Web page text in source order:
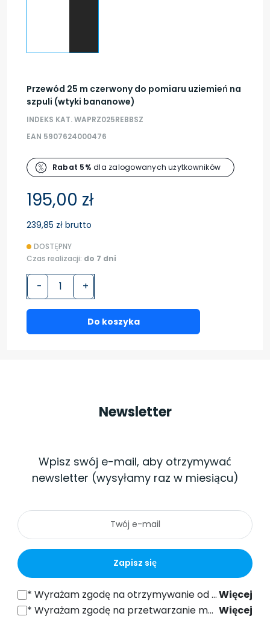
Przewód 25 m czerwony do pomiaru uziemień na
szpuli (wtyki bananowe)
INDEKS KAT. WAPRZ025REBBSZ
EAN 5907624000476
Rabat 5% dla zalogowanych użytkowników
195,00 zł
239,85 zł brutto
DOSTĘPNY
Czas realizacji: do 7 dni
- +
Do koszyka
Newsletter
Wpisz swój e-mail, aby otrzymywać
newsletter (wysyłamy raz w miesiącu)
Zapisz się
*Wyrażam zgodę na otrzymywanie od SONEL S.A. z siedzibą w ul. Wokulskiego 11, 58-100 Świdnica informacji handlowych drogą elektroniczną (na podany adres e-mail) w celach marketingowych, zgodnie z art. 398 ustawy z dnia 12 lipca 2024 r. Prawo Komunikacji Elektronicznej. Więcej
*Wyrażam zgodę na przetwarzanie moich danych osobowych (adres e-mail) przez SONEL S.A. z siedzibą w ul. Wokulskiego 11, 58-100 Świdnica, w celu wysyłki newslettera zawierającego informacje handlowe i marketingowe, zgodnie z art. 6 ust. 1 lit. a) Ogólnego Rozporządzenia o Ochronie Danych (RODO).
Więcej